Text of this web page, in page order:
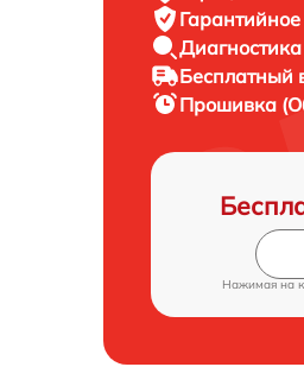
Бесплатный
Прошивка
Нажимая на